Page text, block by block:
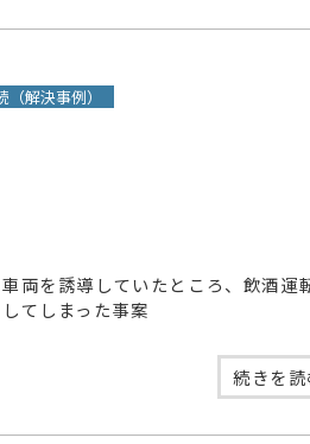
（解決事例）
両を誘導していたところ、飲酒運
てしまった事案
続きを読